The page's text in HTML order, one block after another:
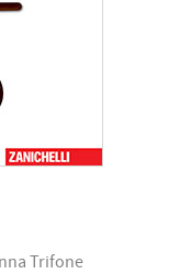
Trifone